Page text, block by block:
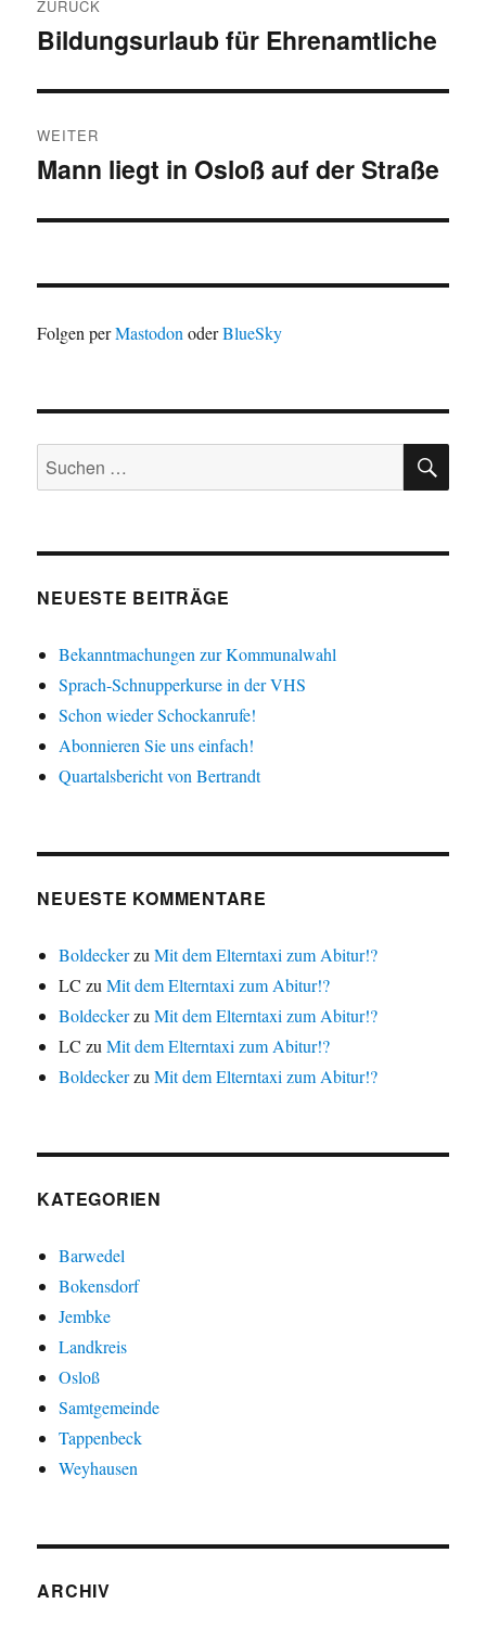
ZURÜCK
Vorheriger
Bildungsurlaub für Ehrenamtliche
WEITER
Nächster
Mann liegt in Osloß auf der Straße
Folgen perMastodonoderBlueSky
Suchen
nach:
NEUESTE BEITRÄGE
Bekanntmachungen zur Kommunalwahl
Sprach-Schnupperkurse in der VHS
Schon wieder Schockanrufe!
Abonnieren Sie uns einfach!
Quartalsbericht von Bertrandt
NEUESTE KOMMENTARE
BoldeckerzuMit dem Elterntaxi zum Abitur!?
LC zuMit dem Elterntaxi zum Abitur!?
BoldeckerzuMit dem Elterntaxi zum Abitur!?
LC zuMit dem Elterntaxi zum Abitur!?
BoldeckerzuMit dem Elterntaxi zum Abitur!?
KATEGORIEN
Barwedel
Bokensdorf
Jembke
Landkreis
Osloß
Samtgemeinde
Tappenbeck
Weyhausen
ARCHIV